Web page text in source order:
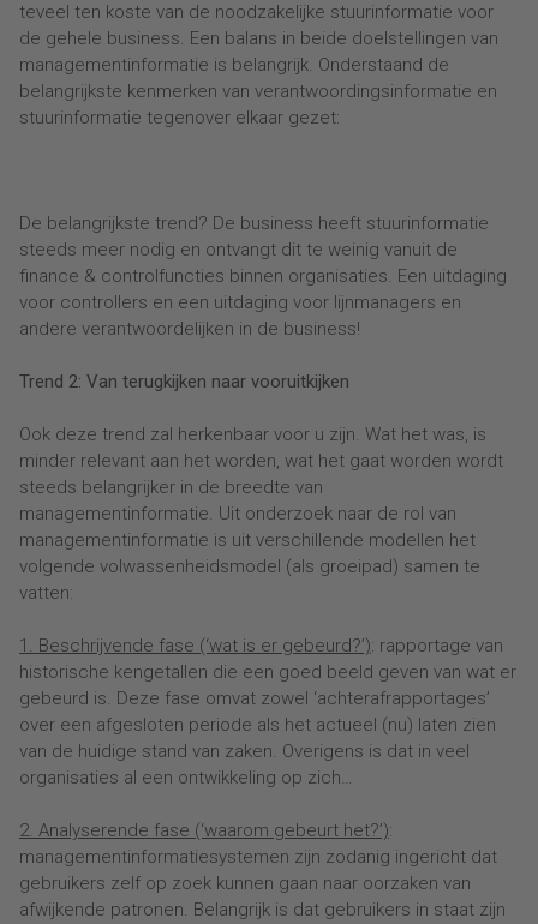
teveel ten koste van de noodzakelijke stuurinformatie voor
de gehele business. Een balans in beide doelstellingen van
managementinformatie is belangrijk. Onderstaand de
belangrijkste kenmerken van verantwoordingsinformatie en
stuurinformatie tegenover elkaar gezet:
De belangrijkste trend? De business heeft stuurinformatie
steeds meer nodig en ontvangt dit te weinig vanuit de
finance & controlfuncties binnen organisaties. Een uitdaging
voor controllers en een uitdaging voor lijnmanagers en
andere verantwoordelijken in de business!
Trend 2: Van terugkijken naar vooruitkijken
Ook deze trend zal herkenbaar voor u zijn. Wat het was, is
minder relevant aan het worden, wat het gaat worden wordt
steeds belangrijker in de breedte van
managementinformatie. Uit onderzoek naar de rol van
managementinformatie is uit verschillende modellen het
volgende volwassenheidsmodel (als groeipad) samen te
vatten:
1. Beschrijvende fase (‘wat is er gebeurd?’): rapportage van
historische kengetallen die een goed beeld geven van wat er
gebeurd is. Deze fase omvat zowel ‘achterafrapportages’
over een afgesloten periode als het actueel (nu) laten zien
van de huidige stand van zaken. Overigens is dat in veel
organisaties al een ontwikkeling op zich…
2. Analyserende fase (‘waarom gebeurt het?’):
managementinformatiesystemen zijn zodanig ingericht dat
gebruikers zelf op zoek kunnen gaan naar oorzaken van
afwijkende patronen. Belangrijk is dat gebruikers in staat zijn